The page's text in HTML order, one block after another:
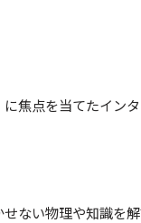
焦点を当てたイン
ない物理や知識を